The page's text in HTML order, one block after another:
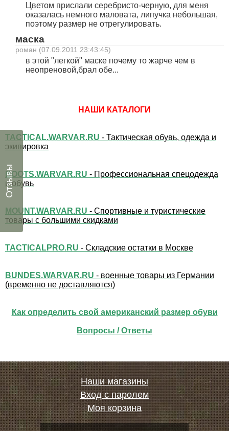
Цветом прислали серебристо-черную, для меня
оказалась немного маловата, липучка небольшая,
поэтому размер не отрегулировать.
маска
роман (07.09.2011 23:43:45)
в этой "легкой" маске почему то жарче чем в
неопреновой,брал обе...
НАШИ КАТАЛОГИ
TACTICAL.WARVAR.RU - Тактическая обувь, одежда и
экипировка
BOOTS.WARVAR.RU - Профессиональная спецодежда
и обувь
MOUNT.WARVAR.RU - Спортивные и туристические
товары с большими скидками
TACTICALPRO.RU - Складские остатки в Москве
BUNDES.WARVAR.RU - военные товары из Германии
(временно не доставляются)
Как определить свой американский размер обуви
Вопросы / Ответы
Отзывы
Наши магазины
Вход с паролем
Моя корзина